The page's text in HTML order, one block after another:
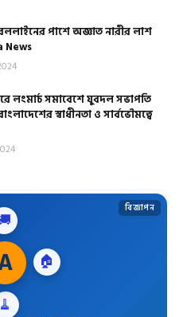
পাশে অজ্ঞাত নারীর লাশ
News
লংমার্চ সমাবেশে যুবদল সভাপতি
স্বাধীনতা ও সার্বভৌমত্বে
বিজ্ঞাপন
🏠
🚚